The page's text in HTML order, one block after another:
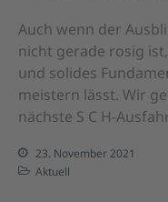
Auch wenn der
nicht gerade rosig
und solides
meistern lässt. Wir
nächste S C H-
23. November 2021
Aktuell